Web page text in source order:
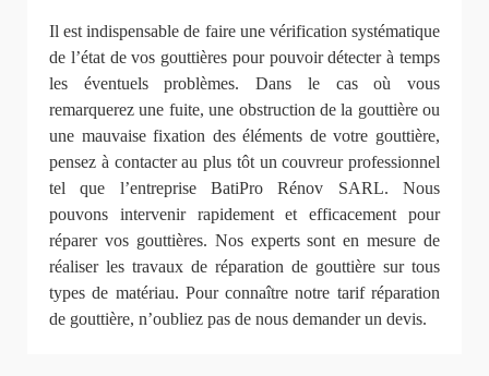
Il est indispensable de faire une vérification systématique
de l’état de vos gouttières pour pouvoir détecter à temps
les éventuels problèmes. Dans le cas où vous
remarquerez une fuite, une obstruction de la gouttière ou
une mauvaise fixation des éléments de votre gouttière,
pensez à contacter au plus tôt un couvreur professionnel
tel que l’entreprise BatiPro Rénov SARL. Nous
pouvons intervenir rapidement et efficacement pour
réparer vos gouttières. Nos experts sont en mesure de
réaliser les travaux de réparation de gouttière sur tous
types de matériau. Pour connaître notre tarif réparation
de gouttière, n’oubliez pas de nous demander un devis.